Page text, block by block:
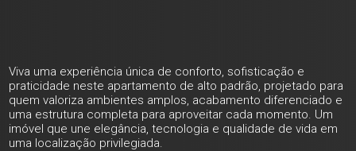
Viva uma experiência única de conforto, sofisticação e
praticidade neste apartamento de alto padrão, projetado para
quem valoriza ambientes amplos, acabamento diferenciado e
uma estrutura completa para aproveitar cada momento. Um
imóvel que une elegância, tecnologia e qualidade de vida em
uma localização privilegiada.